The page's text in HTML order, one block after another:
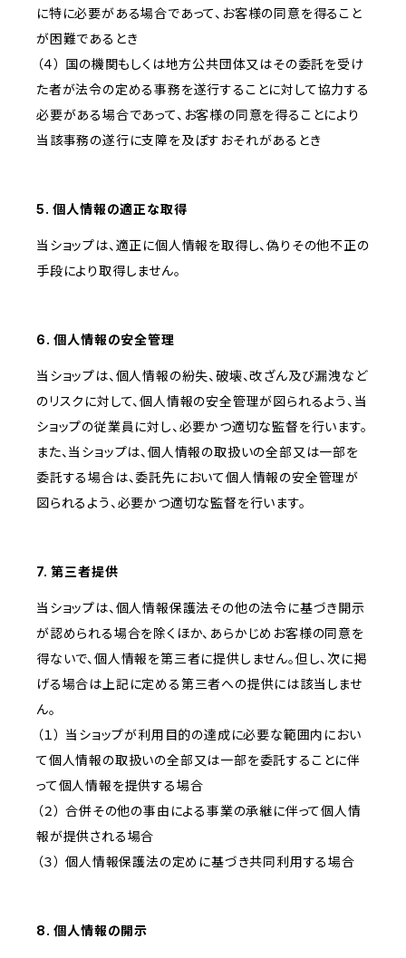
に特に必要がある場合であって、お客様の同意を得ること
が困難であるとき
（４） 国の機関もしくは地方公共団体又はその委託を受け
た者が法令の定める事務を遂行することに対して協力する
必要がある場合であって、お客様の同意を得ることにより
当該事務の遂行に支障を及ぼすおそれがあるとき
5. 個人情報の適正な取得
当ショップは、適正に個人情報を取得し、偽りその他不正の
手段により取得しません。
6. 個人情報の安全管理
当ショップは、個人情報の紛失、破壊、改ざん及び漏洩など
のリスクに対して、個人情報の安全管理が図られるよう、当
ショップの従業員に対し、必要かつ適切な監督を行います。
また、当ショップは、個人情報の取扱いの全部又は一部を
委託する場合は、委託先において個人情報の安全管理が
図られるよう、必要かつ適切な監督を行います。
7. 第三者提供
当ショップは、個人情報保護法その他の法令に基づき開示
が認められる場合を除くほか、あらかじめお客様の同意を
得ないで、個人情報を第三者に提供しません。但し、次に掲
げる場合は上記に定める第三者への提供には該当しませ
ん。
（１） 当ショップが利用目的の達成に必要な範囲内におい
て個人情報の取扱いの全部又は一部を委託することに伴
って個人情報を提供する場合
（２） 合併その他の事由による事業の承継に伴って個人情
報が提供される場合
（３） 個人情報保護法の定めに基づき共同利用する場合
8. 個人情報の開示